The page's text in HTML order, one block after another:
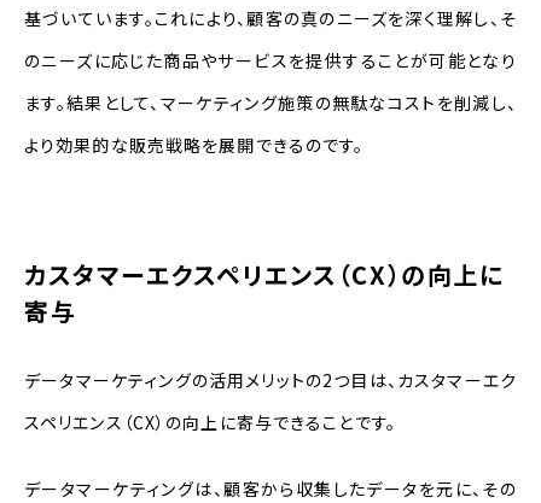
基づいています。これにより、顧客の真のニーズを深く理解し、そ
のニーズに応じた商品やサービスを提供することが可能となり
ます。結果として、マーケティング施策の無駄なコストを削減し、
より効果的な販売戦略を展開できるのです。
カスタマーエクスペリエンス（CX）の向上に
寄与
データマーケティングの活用メリットの2つ目は、カスタマーエク
スペリエンス（CX）の向上に寄与できることです。
データマーケティングは、顧客から収集したデータを元に、その